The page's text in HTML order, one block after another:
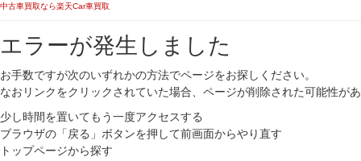
中古車買取なら楽天Car車買取
エラーが発生しました
お手数ですが次のいずれかの方法でページをお探しください。
なおリンクをクリックされていた場合、ページが削除された可能性が
少し時間を置いてもう一度アクセスする
ブラウザの「戻る」ボタンを押して前画面からやり直す
トップページから探す